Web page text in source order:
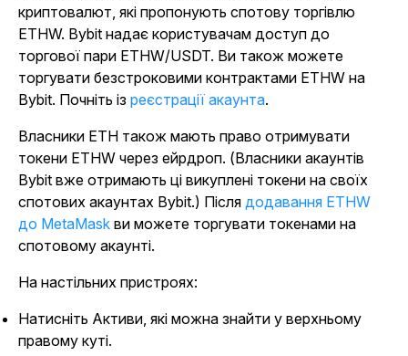
криптовалют, які пропонують спотову торгівлю
ETHW. Bybit надає користувачам доступ до
торгової пари ETHW/USDT. Ви також можете
торгувати безстроковими контрактами ETHW на
Bybit. Почніть із реєстрації акаунта.
Власники ETH також мають право отримувати
токени ETHW через ейрдроп. (Власники акаунтів
Bybit вже отримають ці викуплені токени на своїх
спотових акаунтах Bybit.) Після додавання ETHW
до MetaMask ви можете торгувати токенами на
спотовому акаунті.
На настільних пристроях:
Натисніть Активи, які можна знайти у верхньому
правому куті.